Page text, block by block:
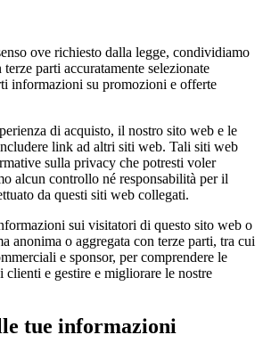
ove richiesto dalla legge, condividiamo
parti accuratamente selezionate
informazioni su promozioni e offerte
di acquisto, il nostro sito web e le
link ad altri siti web. Tali siti web
sulla privacy che potresti voler
alcun controllo né responsabilità per il
da questi siti web collegati.
sui visitatori di questo sito web o
anonima o aggregata con terze parti, tra cui
e sponsor, per comprendere le
clienti e gestire e migliorare le nostre
tue informazioni